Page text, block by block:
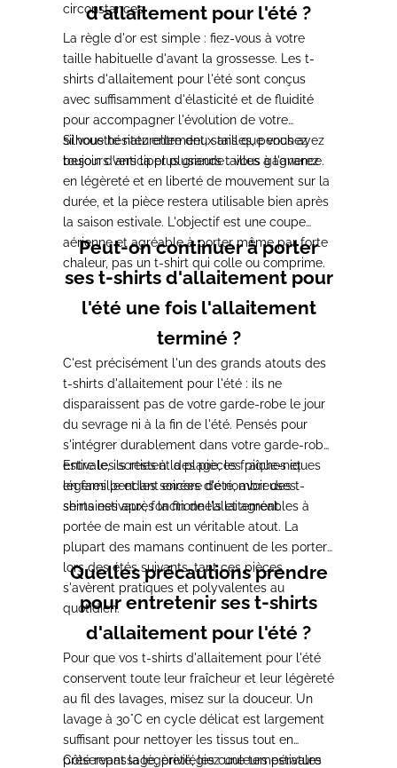
circonstances.
d'allaitement pour l'été ?
La règle d'or est simple : fiez-vous à votre
taille habituelle d'avant la grossesse. Les t-
shirts d'allaitement pour l'été sont conçus
avec suffisamment d'élasticité et de fluidité
pour accompagner l'évolution de votre
silhouette naturellement, sans que vous ayez
besoin d'anticiper plusieurs tailles à l'avance.
Si vous hésitez entre deux tailles, penchez
toujours vers la plus grande : vous gagnerez
en légèreté et en liberté de mouvement sur la
durée, et la pièce restera utilisable bien après
la saison estivale. L'objectif est une coupe
aérienne et agréable à porter même par forte
chaleur, pas un t-shirt qui colle ou comprime.
Peut-on continuer à porter
ses t-shirts d'allaitement pour
l'été une fois l'allaitement
terminé ?
C'est précisément l'un des grands atouts des
t-shirts d'allaitement pour l'été : ils ne
disparaissent pas de votre garde-robe le jour
du sevrage ni à la fin de l'été. Pensés pour
s'intégrer durablement dans votre garde-robe
estivale, ils restent des pièces fraîches et
légères pendant encore de nombreuses
semaines après la fin de l'allaitement.
Entre les sorties à la plage, les pique-niques
en famille et les soirées d'été, avoir des t-
shirts estivaux, fonctionnels et agréables à
portée de main est un véritable atout. La
plupart des mamans continuent de les porter
lors des étés suivants, tant ces pièces
s'avèrent pratiques et polyvalentes au
quotidien.
Quelles précautions prendre
pour entretenir ses t-shirts
d'allaitement pour l'été ?
Pour que vos t-shirts d'allaitement pour l'été
conservent toute leur fraîcheur et leur légèreté
au fil des lavages, misez sur la douceur. Un
lavage à 30°C en cycle délicat est largement
suffisant pour nettoyer les tissus tout en
préservant la légèreté, les couleurs estivales
Côté repassage, privilégiez une température